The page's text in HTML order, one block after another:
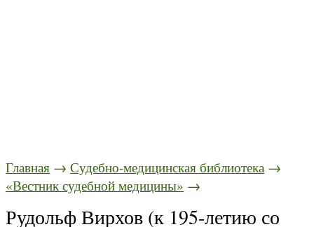
Главная → Судебно-медицинская библиотека →
«Вестник судебной медицины» →
Рудольф Вирхов (к 195-летию со